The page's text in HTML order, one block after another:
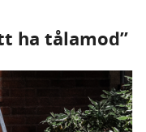
ha tålamod”